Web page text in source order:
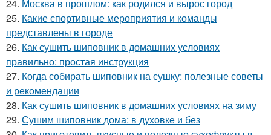
24. Москва в прошлом: как родился и вырос город
25. Какие спортивные мероприятия и команды
представлены в городе
26. Как сушить шиповник в домашних условиях
правильно: простая инструкция
27. Когда собирать шиповник на сушку: полезные советы
и рекомендации
28. Как сушить шиповник в домашних условиях на зиму
29. Сушим шиповник дома: в духовке и без